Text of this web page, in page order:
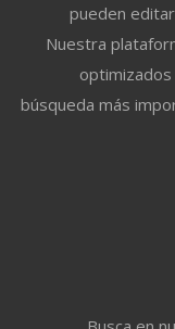
pueden
Nuestra
búsqueda más